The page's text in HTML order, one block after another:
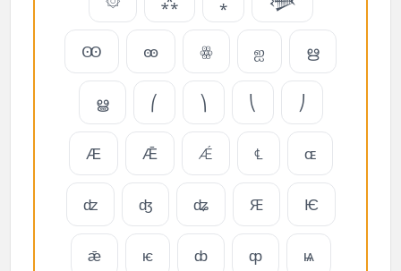
Ꙭ ꙭ ꙮ ஐ ഋ
ൠ ⎛ ⎞ ⎝ ⎠
Ӕ Ǣ Ǽ ℄ ɶ
ʣ ʤ ʥ Ԙ Ѥ
ǣ ѥ ȸ ȹ ѩ